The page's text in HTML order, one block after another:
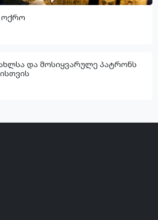
ოქრო
და მოსიყვარულე პატრონს